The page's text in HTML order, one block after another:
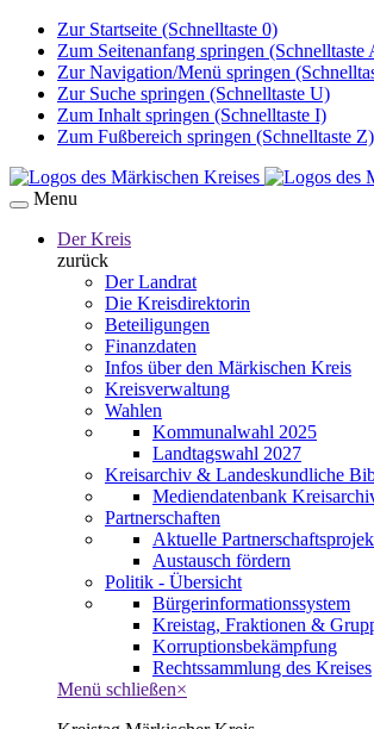
Zur Startseite (Schnelltaste 0)
Zum Seitenanfang springen (Schnelltaste
Zur Navigation/Menü springen
Zur Suche springen (Schnelltaste U)
Zum Inhalt springen (Schnelltaste I)
Zum Fußbereich springen (Schnelltaste Z)
Menu
Der Kreis
zurück
Der Landrat
Die Kreisdirektorin
Beteiligungen
Finanzdaten
Infos über den Märkischen Kreis
Kreisverwaltung
Wahlen
Kommunalwahl 2025
Landtagswahl 2027
Kreisarchiv & Landeskundliche
Mediendatenbank
Partnerschaften
Aktuelle
Austausch fördern
Politik - Übersicht
Bürgerinformationssystem
Kreistag, Fraktionen &
Korruptionsbekämpfung
Rechtssammlung des Kreises
Menü schließen×